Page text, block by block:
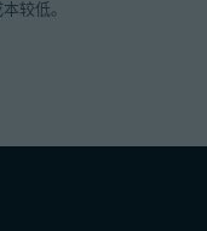
较低。